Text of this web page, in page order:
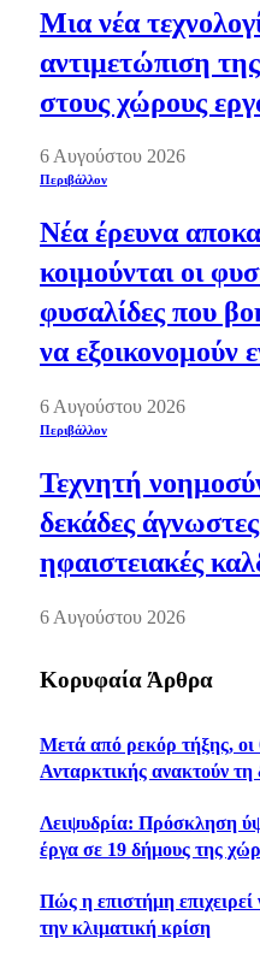
Μια νέα
αντιμετώπιση
στους χώρους
6 Αυγούστου 2026
Περιβάλλον
Νέα έρευνα
κοιμούνται οι
φυσαλίδες που
να εξοικονομούν
6 Αυγούστου 2026
Περιβάλλον
Τεχνητή
δεκάδες
ηφαιστειακές
6 Αυγούστου 2026
Κορυφαία Άρθρα
Μετά από ρεκόρ τήξης, οι
Ανταρκτικής ανακτούν τη
Λειψυδρία: Πρόσκληση
έργα σε 19 δήμους της
Πώς η επιστήμη
την κλιματική κρίση